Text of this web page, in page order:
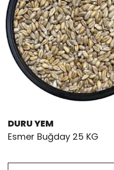
DURU YEM
Esmer Buğday 25 KG